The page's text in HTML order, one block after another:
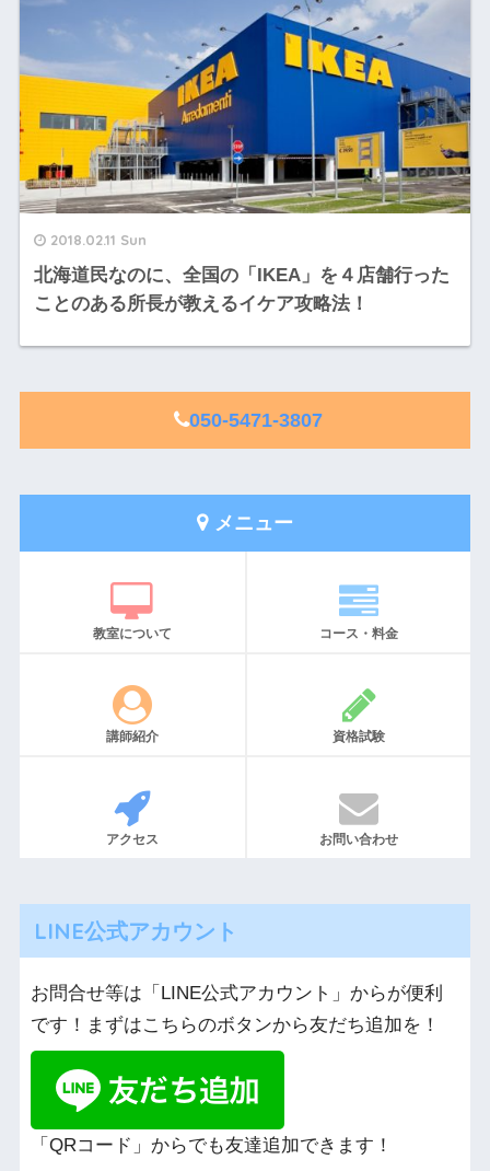
2018.02.11 Sun
北海道民なのに、全国の「IKEA」を４店舗行った
ことのある所長が教えるイケア攻略法！
050-5471-3807
メニュー
教室について コース・料金
講師紹介 資格試験
アクセス お問い合わせ
LINE公式アカウント
お問合せ等は「LINE公式アカウント」からが便利
です！まずはこちらのボタンから友だち追加を！
「QRコード」からでも友達追加できます！